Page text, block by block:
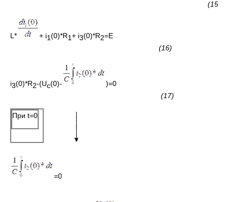
(15)
L* + i1(0)*R1+ i3(0)*R2=E
(16)
i3(0)*R2-(Uc(0)-
)=0
(17)
При t=0
=0